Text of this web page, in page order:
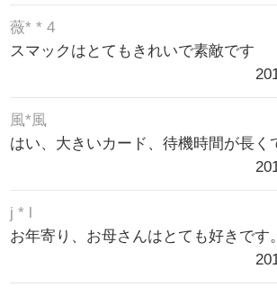
薇* * 4
スマックはとてもきれいで素敵です
風*風
はい、大きいカード、待機時間が長く
j * l
お年寄り、お母さんはとても好きです。